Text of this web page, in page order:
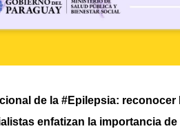
de la #Epilepsia:
enfatizan la importancia